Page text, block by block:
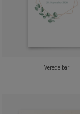
Veredelbar